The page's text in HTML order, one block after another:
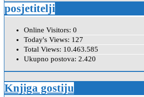
posjetitelji
Online Visitors: 0
Today's Views: 127
Total Views: 10.463.585
Ukupno postova: 2.420
Knjiga gostiju